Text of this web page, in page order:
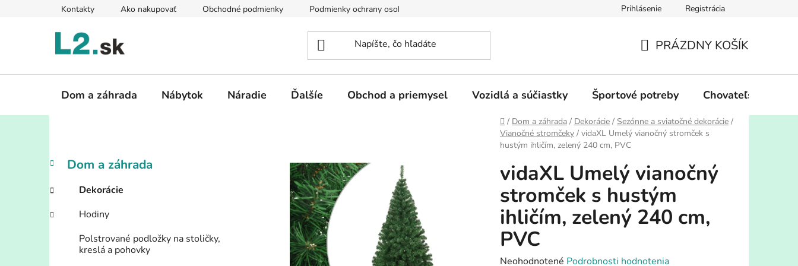
Kontakty Ako nakupovať Obchodné podmienky Podmienky ochrany osobných údajov Prihlásenie Registrácia
KOŠÍK
PRÁZDNY KOŠÍK
Dom a záhrada Nábytok Náradie Ďalšíe Obchod a priemysel Vozidlá a súčiastky Športové potreby Chovateľské
Domov
/ Dom a záhrada / Dekorácie / Sezónne a sviatočné dekorácie /
Vianočné stromčeky / vidaXL Umelý vianočný stromček s
hustým ihličím, zelený 240 cm, PVC
B
č
ý
Preskočiť
kategórie
K
a
e
g
ó
Dom a záhrada
Dekorácie
Hodiny
Polstrované podložky na stoličky,
kreslá a pohovky
vidaXL Umelý vianočný
stromček s hustým
ihličím, zelený 240 cm,
PVC
Priemerné
Neohodnotené Podrobnosti hodnotenia